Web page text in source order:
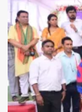
यूरिया-
डीएपी
से
लागत
घटाकर
बेहतर
किसान